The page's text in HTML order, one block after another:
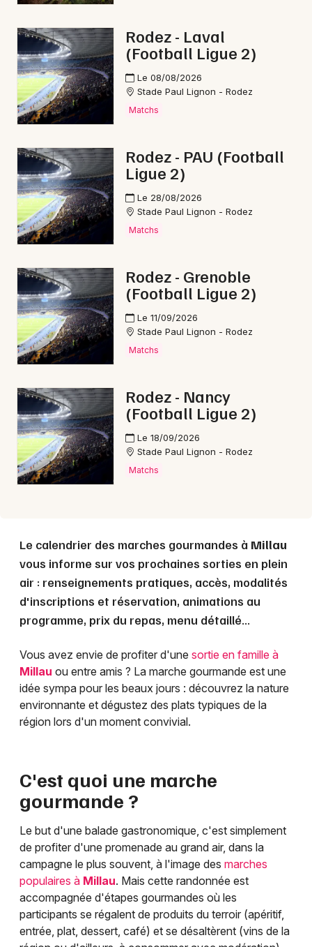
Marche gourmande en Occitanie
Newsletter des sorties
Artistes en tournée
Actus à Millau
Magazine à Millau
Choisir mes départements
Mon email
Je m'abonne
Rodez - Laval
(Football Ligue 2)
Le 08/08/2026
Stade Paul Lignon - Rodez
Matchs
Rodez - PAU (Football
Ligue 2)
Le 28/08/2026
Stade Paul Lignon - Rodez
Matchs
Rodez - Grenoble
(Football Ligue 2)
Le 11/09/2026
Stade Paul Lignon - Rodez
Matchs
Rodez - Nancy
(Football Ligue 2)
Le 18/09/2026
Stade Paul Lignon - Rodez
Matchs
Le calendrier des marches gourmandes à Millau
vous informe sur vos prochaines sorties en plein
air : renseignements pratiques, accès, modalités
d'inscriptions et réservation, animations au
programme, prix du repas, menu détaillé...
Vous avez envie de profiter d'une sortie en famille à
Millau ou entre amis ? La marche gourmande est une
idée sympa pour les beaux jours : découvrez la nature
environnante et dégustez des plats typiques de la
région lors d'un moment convivial.
C'est quoi une marche
gourmande ?
Le but d'une balade gastronomique, c'est simplement
de profiter d'une promenade au grand air, dans la
campagne le plus souvent, à l'image des marches
populaires à Millau. Mais cette randonnée est
accompagnée d'étapes gourmandes où les
participants se régalent de produits du terroir (apéritif,
entrée, plat, dessert, café) et se désaltèrent (vins de la